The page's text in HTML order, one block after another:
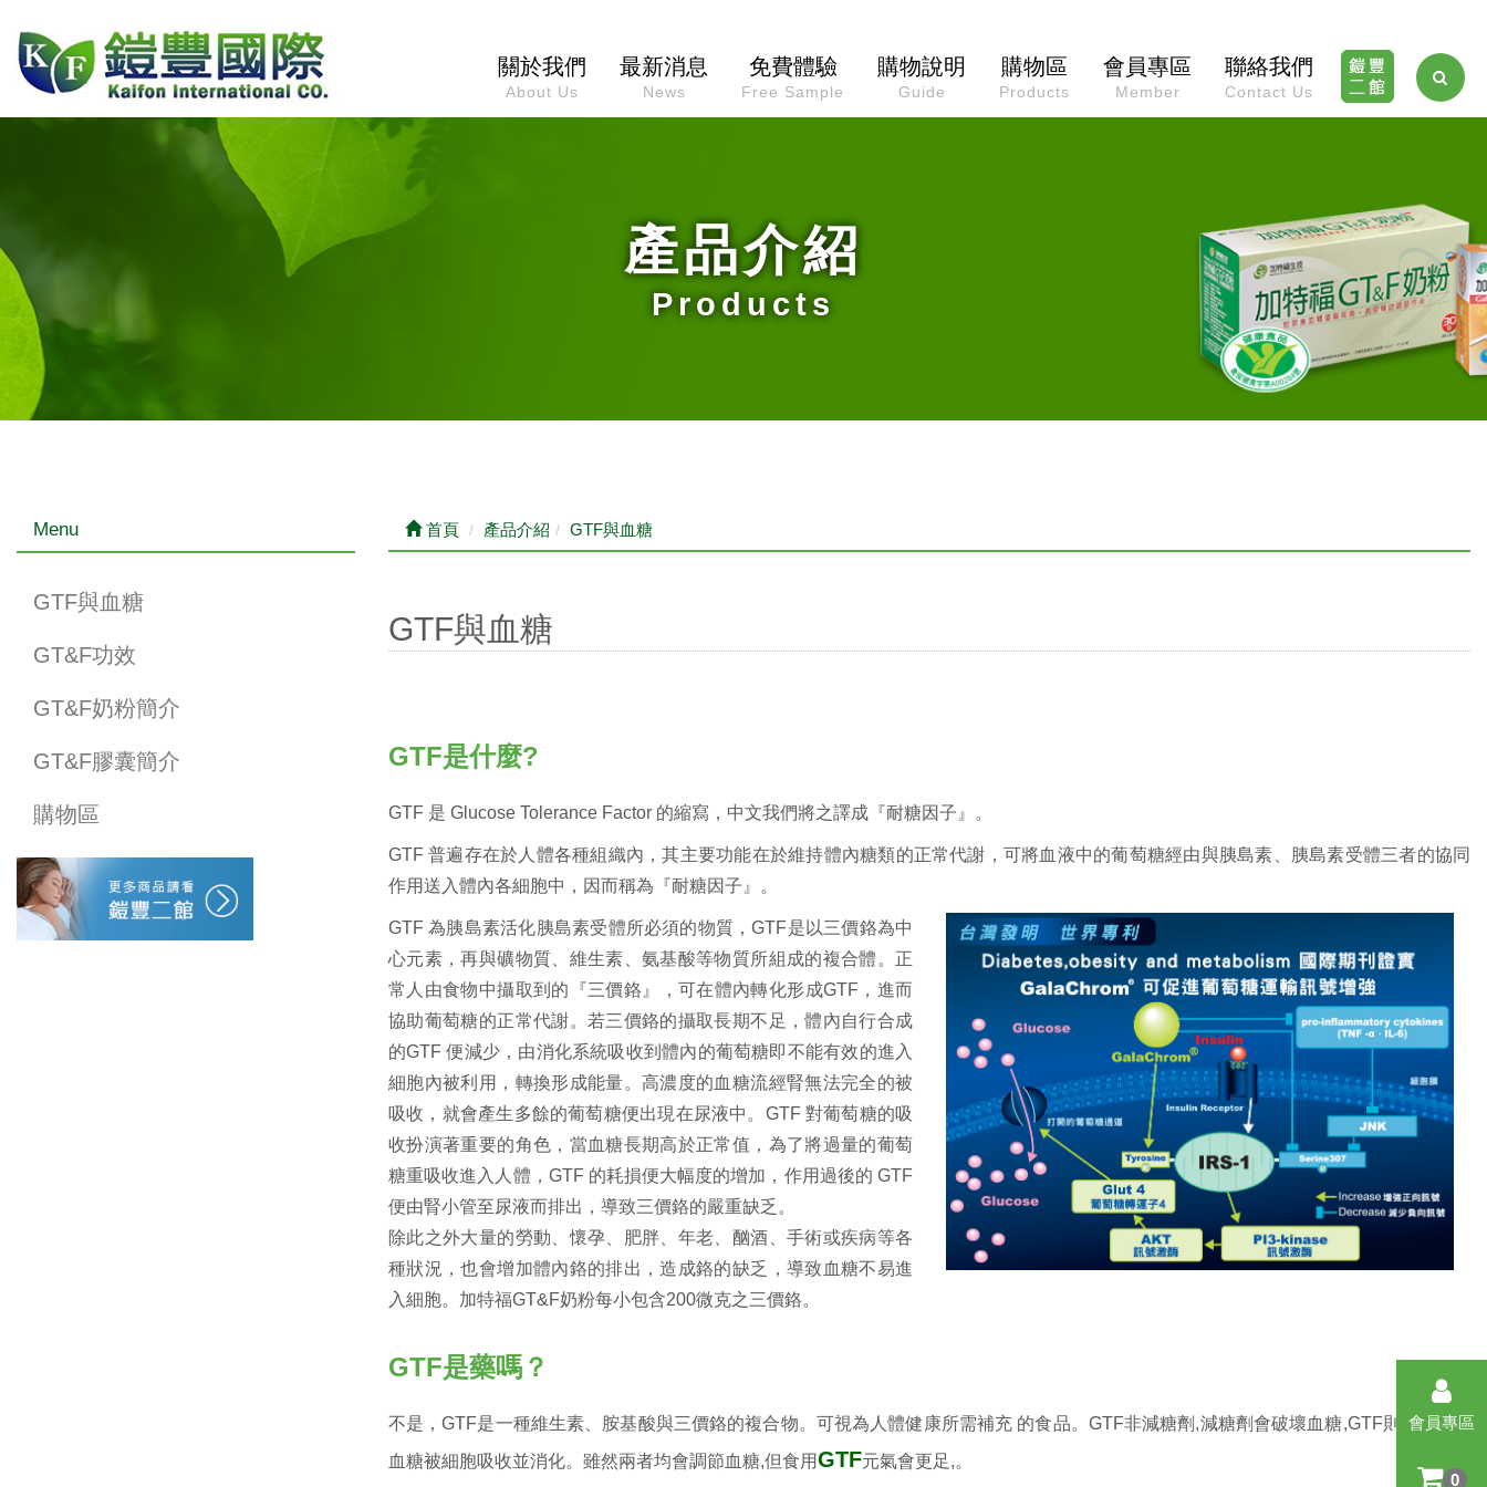
關於我們
About Us
最新消息
News
免費體驗
Free Sample
購物說明
Guide
購物區
Products
會員專區
Member
聯絡我們
Contact Us
產品介紹
Products
Menu
GTF與血糖
GT&F功效
GT&F奶粉簡介
GT&F膠囊簡介
購物區
首頁 產品介紹 GTF與血糖
GTF與血糖
GTF是什麼?
GTF 是 Glucose Tolerance Factor 的縮寫，中文我們將之譯成『耐糖因子』。
GTF 普遍存在於人體各種組織內，其主要功能在於維持體內糖類的正常代謝，可將血液中的葡萄糖經由與胰島素、胰島素受體三者的協同
作用送入體內各細胞中，因而稱為『耐糖因子』。
GTF 為胰島素活化胰島素受體所必須的物質，GTF是以三價鉻為中
心元素，再與礦物質、維生素、氨基酸等物質所組成的複合體。正
常人由食物中攝取到的『三價鉻』，可在體內轉化形成GTF，進而
協助葡萄糖的正常代謝。若三價鉻的攝取長期不足，體內自行合成
的GTF 便減少，由消化系統吸收到體內的葡萄糖即不能有效的進入
細胞內被利用，轉換形成能量。高濃度的血糖流經腎無法完全的被
吸收，就會產生多餘的葡萄糖便出現在尿液中。GTF 對葡萄糖的吸
收扮演著重要的角色，當血糖長期高於正常值，為了將過量的葡萄
糖重吸收進入人體，GTF 的耗損便大幅度的增加，作用過後的 GTF
便由腎小管至尿液而排出，導致三價鉻的嚴重缺乏。
除此之外大量的勞動、懷孕、肥胖、年老、酗酒、手術或疾病等各
種狀況，也會增加體內鉻的排出，造成鉻的缺乏，導致血糖不易進
入細胞。加特福GT&F奶粉每小包含200微克之三價鉻。
GTF是藥嗎？
不是，GTF是一種維生素、胺基酸與三價鉻的複合物。可視為人體健康所需補充 的食品。GTF非減糖劑,減糖劑會破壞血糖,GTF則是協助
血糖被細胞吸收並消化。雖然兩者均會調節血糖,但食用GTF元氣會更足,。
會員專區
0